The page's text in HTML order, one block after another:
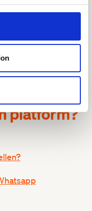
van
platform?